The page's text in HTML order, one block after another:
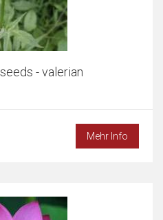
- valerian
Mehr Info